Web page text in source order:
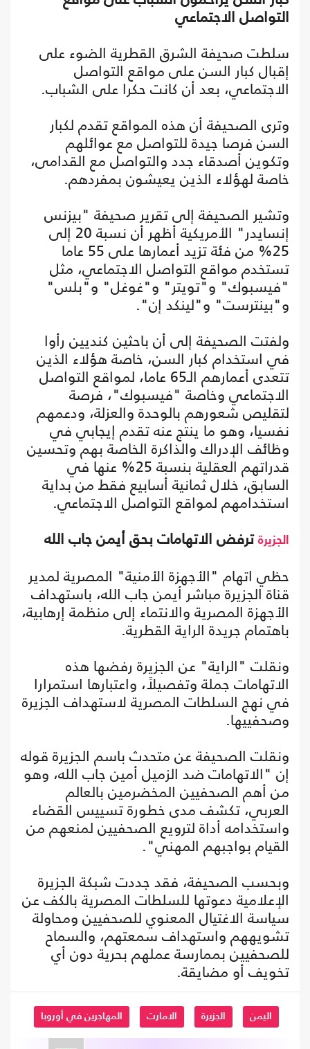
التواصل الاجتماعي
سلطت صحيفة الشرق القطرية الضوء على
إقبال كبار السن على مواقع التواصل
الاجتماعي، بعد أن كانت حكرا على الشباب.
وترى الصحيفة أن هذه المواقع تقدم لكبار
السن فرصا جيدة للتواصل مع عوائلهم
وتكوين أصدقاء جدد والتواصل مع القدامى،
خاصة لهؤلاء الذين يعيشون بمفردهم.
وتشير الصحيفة إلى تقرير صحيفة "بيزنس
إنسايدر" الأمريكية أظهر أن نسبة 20 إلى
25% من فئة تزيد أعمارها على 55 عاما
تستخدم مواقع التواصل الاجتماعي، مثل
"فيسبوك" و"تويتر" و"غوغل" و"بلس"
و"بينترست" و"لينكد إن".
ولفتت الصحيفة إلى أن باحثين كنديين رأوا
في استخدام كبار السن، خاصة هؤلاء الذين
تتعدى أعمارهم الـ65 عاما، لمواقع التواصل
الاجتماعي وخاصة "فيسبوك"، فرصة
لتقليص شعورهم بالوحدة والعزلة، ودعمهم
نفسيا، وهو ما ينتج عنه تقدم إيجابي في
وظائف الإدراك والذاكرة الخاصة بهم وتحسين
قدراتهم العقلية بنسبة 25% عنها في
السابق، خلال ثمانية أسابيع فقط من بداية
استخدامهم لمواقع التواصل الاجتماعي.
الجزيرة ترفض الاتهامات بحق أيمن جاب الله
حظي اتهام "الأجهزة الأمنية" المصرية لمدير
قناة الجزيرة مباشر أيمن جاب الله، باستهداف
الأجهزة المصرية والانتماء إلى منظمة إرهابية،
باهتمام جريدة الراية القطرية.
ونقلت "الراية" عن الجزيرة رفضها هذه
الاتهامات جملة وتفصيلاً، واعتبارها استمرارا
في نهج السلطات المصرية لاستهداف الجزيرة
وصحفييها.
ونقلت الصحيفة عن متحدث باسم الجزيرة قوله
إن "الاتهامات ضد الزميل أمين جاب الله، وهو
من أهم الصحفيين المخضرمين بالعالم
العربي، تكشف مدى خطورة تسييس القضاء
واستخدامه أداة لترويع الصحفيين لمنعهم من
القيام بواجبهم المهني".
وبحسب الصحيفة، فقد جددت شبكة الجزيرة
الإعلامية دعوتها للسلطات المصرية بالكف عن
سياسة الاغتيال المعنوي للصحفيين ومحاولة
تشويههم واستهداف سمعتهم، والسماح
للصحفيين بممارسة عملهم بحرية دون أي
تخويف أو مضايقة.
اليمن الجزيرة الامارت المهاجرين في أوروبا